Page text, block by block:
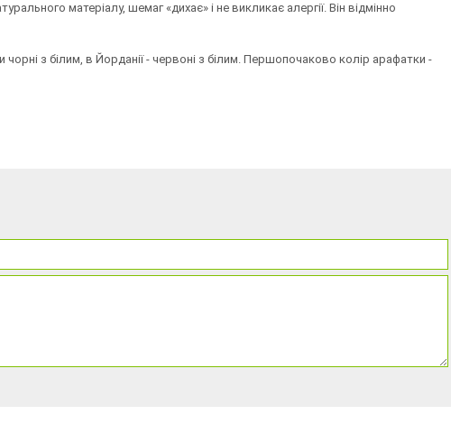
матеріалу, шемаг «дихає» і не викликає алергії. Він відмінно
чорні з білим, в Йорданії - червоні з білим. Першопочаково колір арафатки -